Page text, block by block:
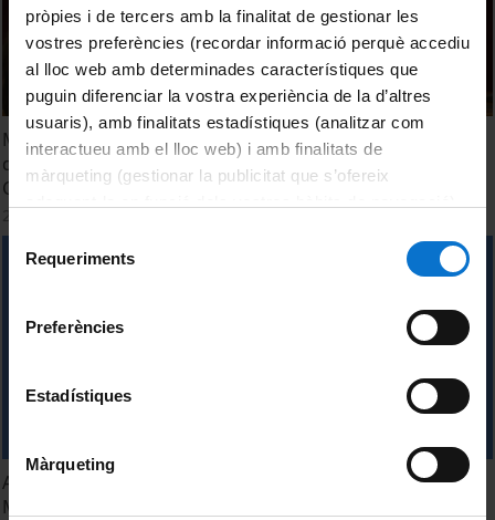
pròpies i de tercers amb la finalitat de gestionar les
vostres preferències (recordar informació perquè accediu
al lloc web amb determinades característiques que
puguin diferenciar la vostra experiència de la d’altres
usuaris), amb finalitats estadístiques (analitzar com
interactueu amb el lloc web) i amb finalitats de
màrqueting (gestionar la publicitat que s’ofereix
consultar laPolítica de galetes del lloc web de la
Selecció
Requeriments
Preferències
Estadístiques
Màrqueting
Maria Sevilla: El nom de cada cosa és una empremta. Acte
d'inauguració del curs 2022-2023 del Grau de Filologia
Catalana de la UB.
Acte inaugural del curs 2022-2023 de la Facultat de
Matemàtiques i Informàtica